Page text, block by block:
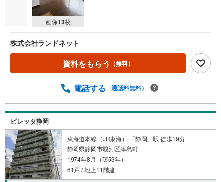
・営業時間 午前9時00分～午後6時30分 （定休日:水曜日）
この時間帯はお電話でのお問い合わせがスムーズにご案内できます。
右下の電話ボタンをタッチ！もしくはお気軽にお電話ください。
画像13枚
株式会社ランドネット
資料をもらう （無料）
電話する （通話料無料）
ビレッタ静岡
東海道本線（JR東海） 「静岡」駅 徒歩19分
静岡県静岡市駿河区津島町
1974年8月（築53年）
61戸 / 地上11階建